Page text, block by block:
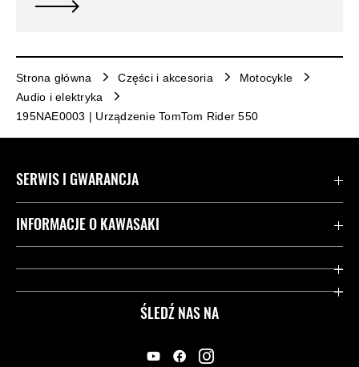
Strona główna Części i akcesoria
Motocykle
Audio i elektryka
195NAE0003 | Urządzenie TomTom Rider 550
ŚLEDŹ NAS NA
SERWIS I GWARANCJA
Kontakt
Przydatne strony
INFORMACJE O KAWASAKI
Dziedzictwo Kawasaki